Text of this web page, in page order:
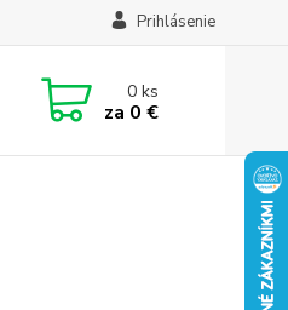
Prihlásenie
0ks
za 0 €